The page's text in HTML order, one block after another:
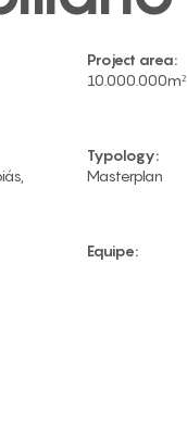
Equipe:
Project area:
10.000.000m²
Typology:
Masterplan